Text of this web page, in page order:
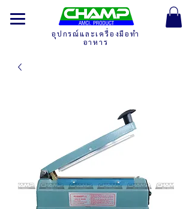
อุปกรณ์และเครื่องมือทำ
อาหาร